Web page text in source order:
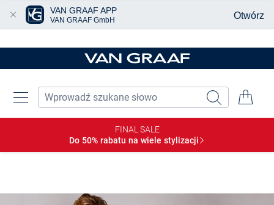
FINAL SALE
Do 50% rabatu na wiele stylizacji
VAN GRAAF APP
VAN GRAAF GmbH Otwórz